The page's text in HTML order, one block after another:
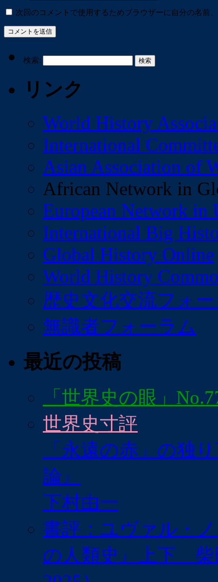
次回のコメントで使用するためブラウザーに自分の名前
検索:
リンク
World History
International
Asian Association of
African Network in
European Network in
International Big
Global History Online
World History
歴史文化交流フォ
無識者フォーラム
最近の投稿
「世界史の眼」
世界史寸評
「永遠の赤」の独
論』
下村由一
書評：ユヴァル・
の人類史』上下 柴